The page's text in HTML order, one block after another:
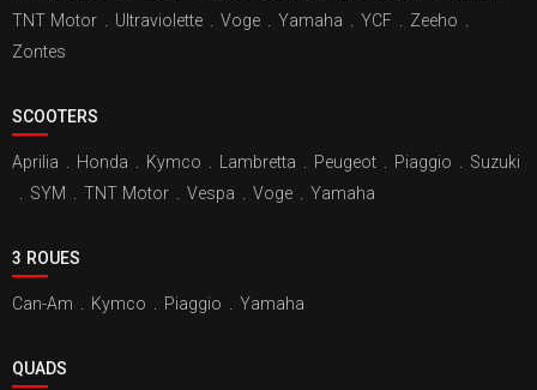
TNT Motor
Ultraviolette Voge Yamaha YCF Zeeho
Zontes
SCOOTERS
Aprilia Honda Kymco Lambretta Peugeot Piaggio
Suzuki
SYM TNT Motor Vespa Voge Yamaha
3 ROUES
Can-Am Kymco Piaggio Yamaha
QUADS